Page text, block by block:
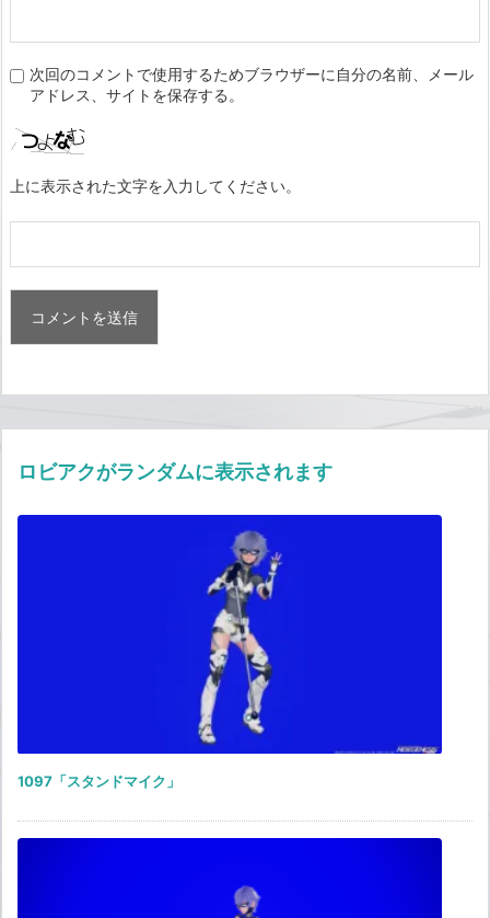
次回のコメントで使用するためブラウザーに自分の名前、メール
アドレス、サイトを保存する。
上に表示された文字を入力してください。
ロビアクがランダムに表示されます
1097「スタンドマイク」